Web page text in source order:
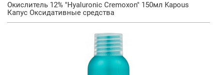
Окислитель 12% "Hyaluronic Cremoxon" 150мл Kapous
Капус Оксидативные средства